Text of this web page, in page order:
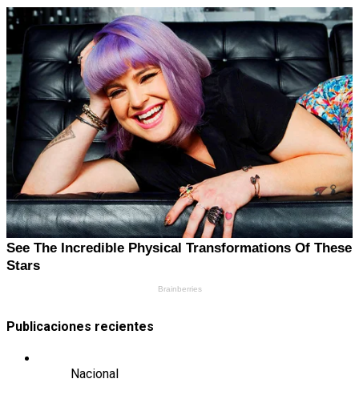
Publicaciones recientes
Nacional